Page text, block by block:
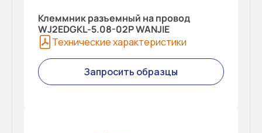
Клеммник разъемный на провод
WJ2EDGKL-5.08-02P WANJIE
Технические характеристики
Запросить образцы